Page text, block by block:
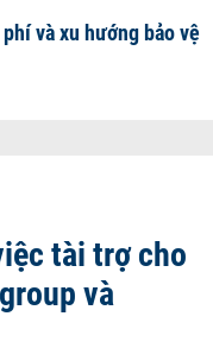
và xu hướng bảo vệ
tài trợ cho
và